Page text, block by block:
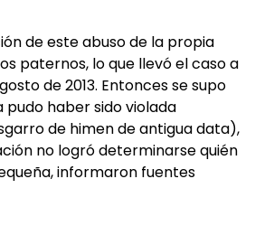
de este abuso de la propia
paternos, lo que llevó el caso a
de 2013. Entonces se supo
pudo haber sido violada
de himen de antigua data),
no logró determinarse quién
informaron fuentes